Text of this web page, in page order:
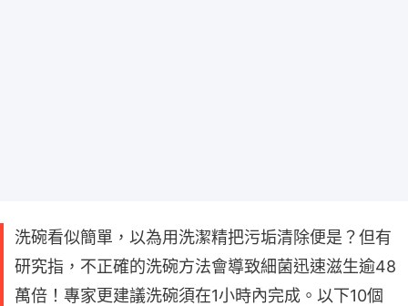
洗碗看似簡單，以為用洗潔精把污垢清除便是？但有
研究指，不正確的洗碗方法會導致細菌迅速滋生逾48
萬倍！專家更建議洗碗須在1小時內完成。以下10個